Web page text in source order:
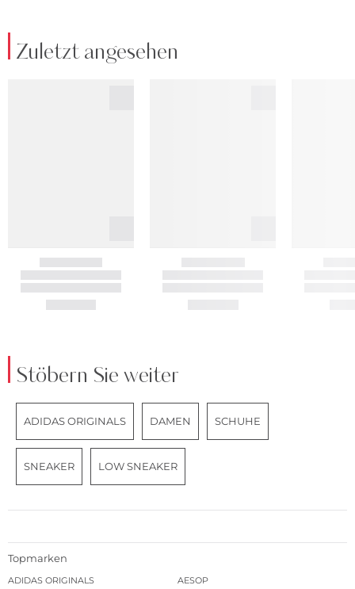
Zuletzt angesehen
Stöbern Sie weiter
ADIDAS ORIGINALS DAMEN SCHUHE
SNEAKER LOW SNEAKER
Topmarken
ADIDAS ORIGINALS
AESOP